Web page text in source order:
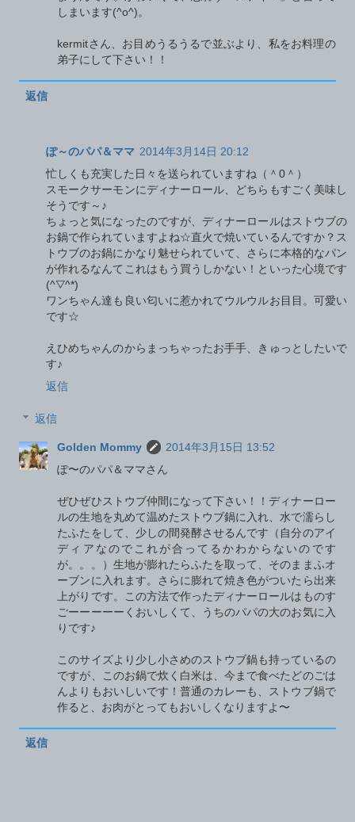
しまいます(^o^)。
kermitさん、お目めうるうるで並ぶより、私をお料理の
弟子にして下さい！！
返信
ぽ～のパパ＆ママ 2014年3月14日 20:12
忙しくも充実した日々を送られていますね（＾0＾）
スモークサーモンにディナーロール、どちらもすごく美味し
そうです～♪
ちょっと気になったのですが、ディナーロールはストウブの
お鍋で作られていますよね☆直火で焼いているんですか？ス
トウブのお鍋にかなり魅せられていて、さらに本格的なパン
が作れるなんてこれはもう買うしかない！といった心境です
(^▽^*)
ワンちゃん達も良い匂いに惹かれてウルウルお目目。可愛い
です☆
えひめちゃんのからまっちゃったお手手、きゅっとしたいで
す♪
返信
返信
Golden Mommy
2014年3月15日 13:52
ぽ〜のパパ＆ママさん
ぜひぜひストウブ仲間になって下さい！！ディナーロー
ルの生地を丸めて温めたストウブ鍋に入れ、水で濡らし
たふたをして、少しの間発酵させるんです（自分のアイ
ディアなのでこれが合ってるかわからないのです
が。。。）生地が膨れたらふたを取って、そのままふオ
ーブンに入れます。さらに膨れて焼き色がついたら出来
上がりです。この方法で作ったディナーロールはものす
ごーーーーーくおいしくて、うちのパパの大のお気に入
りです♪
このサイズより少し小さめのストウブ鍋も持っているの
ですが、このお鍋で炊く白米は、今まで食べたどのごは
んよりもおいしいです！普通のカレーも、ストウブ鍋で
作ると、お肉がとってもおいしくなりますよ〜
返信